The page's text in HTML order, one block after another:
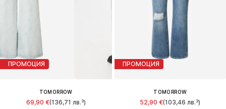
ПРОМОЦИЯ
TOMORROW
69,90 €(136,71 лв.³)
ПРОМОЦИЯ
TOMORROW
52,90 €(103,46 лв.³)